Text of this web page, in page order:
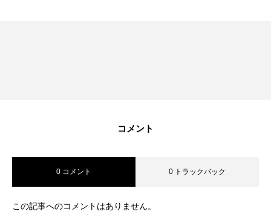
コメント
0 コメント 0 トラックバック
この記事へのコメントはありません。